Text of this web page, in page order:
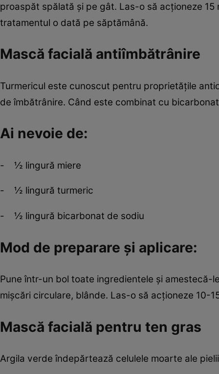
proaspăt spălată şi pe gât. Las-o să acţioneze
tratamentul o dată pe săptămână.
Mască facială antiîmbătrânire
Turmericul este cunoscut pentru proprietăţile
de îmbătrânire. Când este combinat cu
Ai nevoie de:
- ½ lingură miere
- ½ lingură turmeric
- ½ lingură bicarbonat de sodiu
Mod de preparare şi aplicare:
Pune într-un bol toate ingredientele şi
mişcări circulare, blânde. Las-o să acţioneze 10-
Mască facială pentru ten gras
Argila verde îndepărtează celulele moarte ale